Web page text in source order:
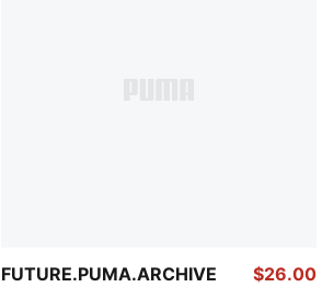
FUTURE.PUMA.ARCHIVE
$26.00